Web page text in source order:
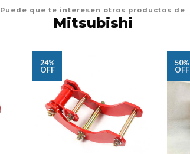
Puede que te interesen otros productos de
Mitsubishi
24%
OFF
50%
OFF